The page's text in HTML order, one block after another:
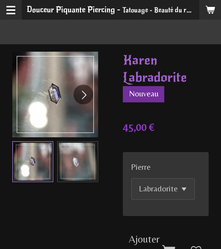
Passer
principal
Douceur Piquante Piercing -Tatouage - Beauté du regard et du sourire
Karen
Labradorite
Nouveau
45,00 €
Pierre
Ajouter